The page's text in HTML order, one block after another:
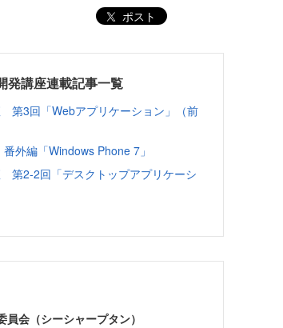
ポスト
発講座連載記事一覧
第3回「Webアプリケーション」（前
外編「Windows Phone 7」
第2-2回「デスクトップアプリケーシ
会（シーシャープタン）